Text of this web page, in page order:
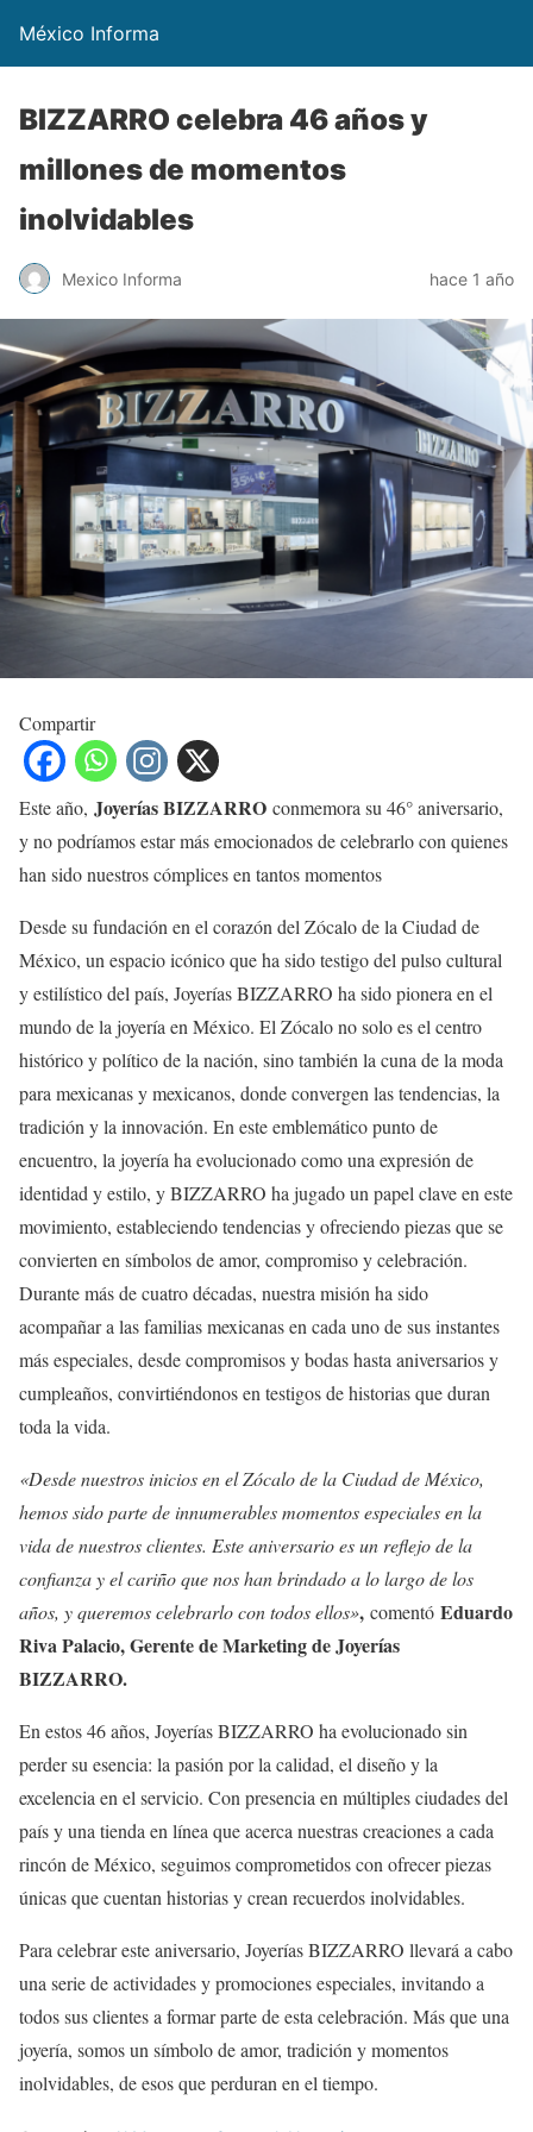
México Informa
BIZZARRO celebra 46 años y
millones de momentos
inolvidables
Mexico Informa hace 1 año
Compartir
Este año, Joyerías BIZZARRO conmemora su 46° aniversario,
y no podríamos estar más emocionados de celebrarlo con quienes
han sido nuestros cómplices en tantos momentos
Desde su fundación en el corazón del Zócalo de la Ciudad de
México, un espacio icónico que ha sido testigo del pulso cultural
y estilístico del país, Joyerías BIZZARRO ha sido pionera en el
mundo de la joyería en México. El Zócalo no solo es el centro
histórico y político de la nación, sino también la cuna de la moda
para mexicanas y mexicanos, donde convergen las tendencias, la
tradición y la innovación. En este emblemático punto de
encuentro, la joyería ha evolucionado como una expresión de
identidad y estilo, y BIZZARRO ha jugado un papel clave en este
movimiento, estableciendo tendencias y ofreciendo piezas que se
convierten en símbolos de amor, compromiso y celebración.
Durante más de cuatro décadas, nuestra misión ha sido
acompañar a las familias mexicanas en cada uno de sus instantes
más especiales, desde compromisos y bodas hasta aniversarios y
cumpleaños, convirtiéndonos en testigos de historias que duran
toda la vida.
«Desde nuestros inicios en el Zócalo de la Ciudad de México,
hemos sido parte de innumerables momentos especiales en la
vida de nuestros clientes. Este aniversario es un reflejo de la
confianza y el cariño que nos han brindado a lo largo de los
años, y queremos celebrarlo con todos ellos», comentó Eduardo
Riva Palacio, Gerente de Marketing de Joyerías
BIZZARRO.
En estos 46 años, Joyerías BIZZARRO ha evolucionado sin
perder su esencia: la pasión por la calidad, el diseño y la
excelencia en el servicio. Con presencia en múltiples ciudades del
país y una tienda en línea que acerca nuestras creaciones a cada
rincón de México, seguimos comprometidos con ofrecer piezas
únicas que cuentan historias y crean recuerdos inolvidables.
Para celebrar este aniversario, Joyerías BIZZARRO llevará a cabo
una serie de actividades y promociones especiales, invitando a
todos sus clientes a formar parte de esta celebración. Más que una
joyería, somos un símbolo de amor, tradición y momentos
inolvidables, de esos que perduran en el tiempo.